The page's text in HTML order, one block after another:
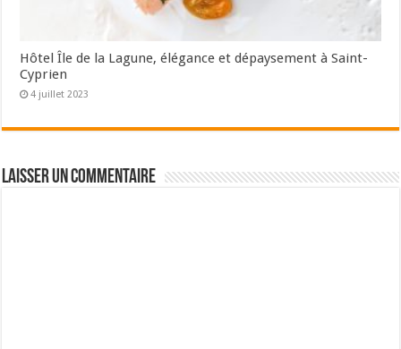
Hôtel Île de la Lagune, élégance et dépaysement à Saint-
Cyprien
4 juillet 2023
Laisser un commentaire